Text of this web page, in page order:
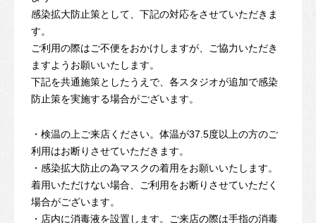
感染拡大防止策として、下記の対応をさせていただきま
す。
ご利用の際はご不便をおかけしますが、ご協力いただき
ますようお願いいたします。
下記を共通施策としたうえで、各スタジオが追加で感染
防止策を実施する場合がございます。
・検温の上ご来店ください。体温が37.5度以上の方のご
利用はお断りさせていただきます。
・感染拡大防止の為マスクの着用をお願いいたします。
着用いただけない場合、ご利用をお断りさせていただく
場合がございます。
・店内に消毒液を設置します。ご来店の際は手指の消毒